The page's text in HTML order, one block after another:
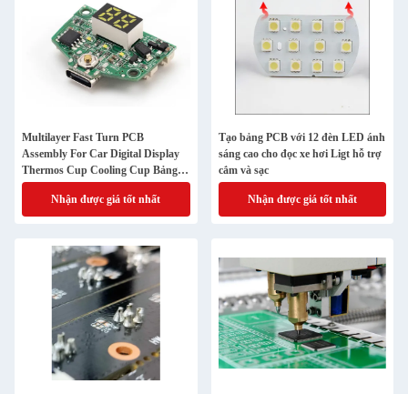
Multilayer Fast Turn PCB
Assembly For Car Digital Display
Thermos Cup Cooling Cup Bảng
điều khiển tủ lạnh xe hơi
Nhận được giá tốt nhất
Tạo bảng PCB với 12 đèn LED ánh
sáng cao cho đọc xe hơi Ligt hỗ trợ
cắm và sạc
Nhận được giá tốt nhất